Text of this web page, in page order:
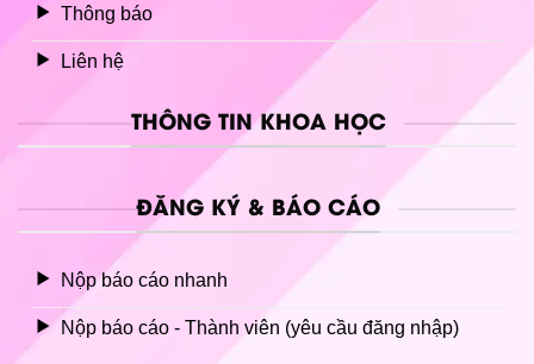
Thông báo
Liên hệ
THÔNG TIN KHOA HỌC
ĐĂNG KÝ & BÁO CÁO
Nộp báo cáo nhanh
Nộp báo cáo - Thành viên (yêu cầu đăng nhập)